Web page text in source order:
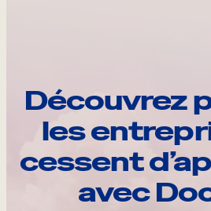
Découvrez
les
cessent
avec